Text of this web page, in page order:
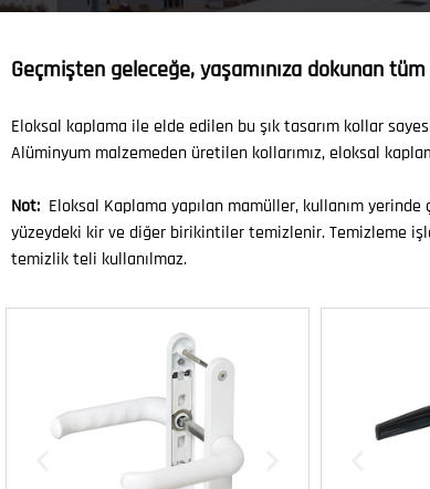
Geçmişten geleceğe, yaşamınıza dokunan tüm
Eloksal kaplama ile elde edilen bu şık tasarım kollar
Alüminyum malzemeden üretilen kollarımız, eloksal
Not: Eloksal Kaplama yapılan mamüller, kullanım
yüzeydeki kir ve diğer birikintiler temizlenir. Temizleme
temizlik teli kullanılmaz.